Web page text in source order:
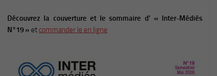
Découvrez la couverture et le sommaire d’ « Inter-Médiés
N°19 » et commander le en ligne